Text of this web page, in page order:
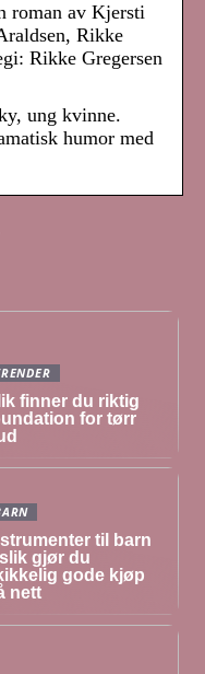
roman av Kjersti
Rikke
Rikke Gregersen
ung kvinne.
humor med
finner du riktig
for tørr
til barn
gjør du
gode kjøp
nett